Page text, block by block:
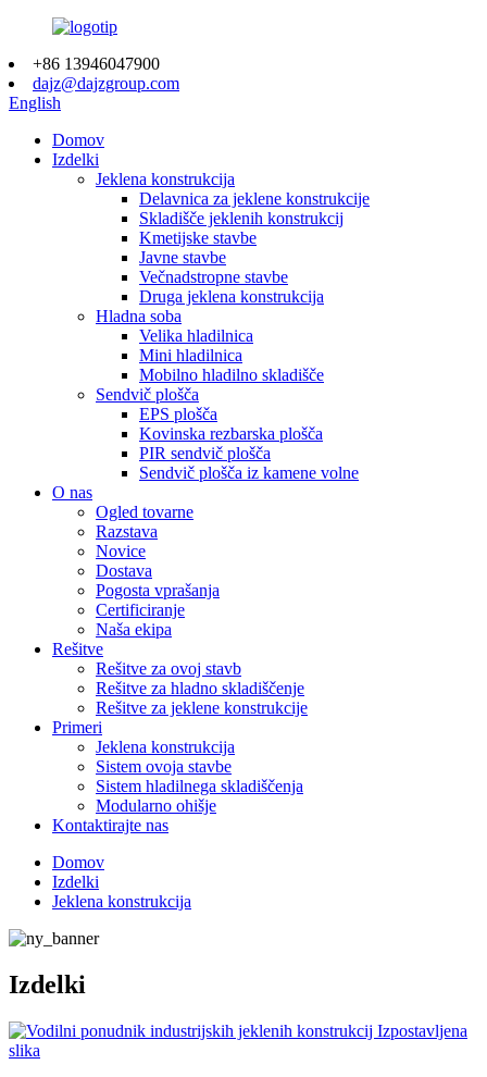
+86 13946047900
dajz@dajzgroup.com
English
Domov
Izdelki
Jeklena konstrukcija
Delavnica za jeklene konstrukcije
Skladišče jeklenih konstrukcij
Kmetijske stavbe
Javne stavbe
Večnadstropne stavbe
Druga jeklena konstrukcija
Hladna soba
Velika hladilnica
Mini hladilnica
Mobilno hladilno skladišče
Sendvič plošča
EPS plošča
Kovinska rezbarska plošča
PIR sendvič plošča
Sendvič plošča iz kamene volne
O nas
Ogled tovarne
Razstava
Novice
Dostava
Pogosta vprašanja
Certificiranje
Naša ekipa
Rešitve
Rešitve za ovoj stavb
Rešitve za hladno skladiščenje
Rešitve za jeklene konstrukcije
Primeri
Jeklena konstrukcija
Sistem ovoja stavbe
Sistem hladilnega skladiščenja
Modularno ohišje
Kontaktirajte nas
Domov
Izdelki
Jeklena konstrukcija
Izdelki